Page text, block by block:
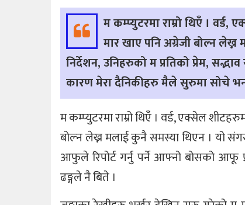
म कम्प्युटरमा राम्रो थिएँ ।
मार खाए पनि अग्रेजी बोल्न
निर्देशन, उनिहरुको म प्रतिको प्रेम,
कारण मेरा दैनिकीहरु मैले सुरुमा सोचे
म कम्प्युटरमा राम्रो थिएँ । वर्ड, एक्सेल
बोल्न लेख्न मलाई कुनै समस्या थिएन । यो
आफुले रिपोर्ट गर्नु पर्ने आफ्नो बोसको आफू
ढङ्गले नै बिते ।